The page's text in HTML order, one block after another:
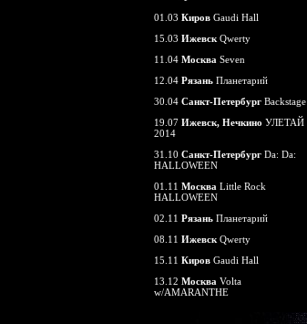
01.03 Киров Gaudi Hall
15.03 Ижевск Qwerty
11.04 Москва Seven
12.04 Рязань Планетарий
30.04 Санкт-Петербург Backstage
19.07 Ижевск, Нечкино УЛЕТАЙ
2014
31.10 Санкт-Петербург Da: Da:
HALLOWEEN
01.11 Москва Little Rock
HALLOWEEN
02.11 Рязань Планетарий
08.11 Ижевск Qwerty
15.11 Киров Gaudi Hall
13.12 Москва Volta
w/AMARANTHE